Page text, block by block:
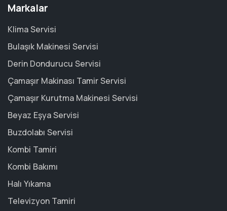
Markalar
Klima Servisi
Bulaşık Makinesi Servisi
Derin Dondurucu Servisi
Çamaşır Makinası Tamir Servisi
Çamaşır Kurutma Makinesi Servisi
Beyaz Eşya Servisi
Buzdolabı Servisi
Kombi Tamiri
Kombi Bakımı
Halı Yıkama
Televizyon Tamiri